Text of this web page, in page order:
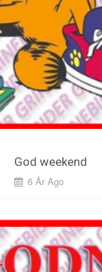
God weekend
6 År Ago